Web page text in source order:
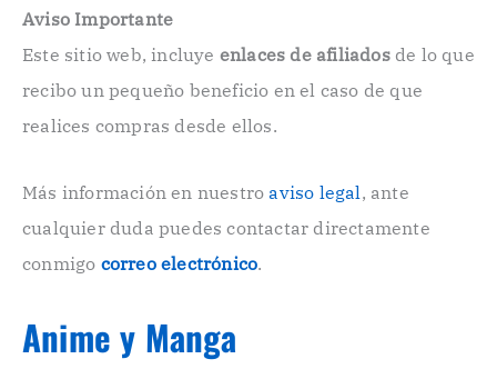
e
t
ó
n
o
.
Aviso Importante
Este sitio web, incluye enlaces de afiliadosde lo que
recibo un pequeño beneficio en el caso de que
realices compras desde ellos.
Más información en nuestroaviso legal , ante
cualquier duda puedes contactar directamente
conmigo correo electrónico.
Anime y Manga